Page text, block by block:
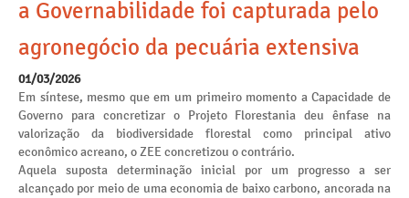
a Governabilidade foi capturada pelo
agronegócio da pecuária extensiva
01/03/2026
Em síntese, mesmo que em um primeiro momento a Capacidade de
Governo para concretizar o Projeto Florestania deu ênfase na
valorização da biodiversidade florestal como principal ativo
econômico acreano, o ZEE concretizou o contrário.
Aquela suposta determinação inicial por um progresso a ser
alcançado por meio de uma economia de baixo carbono, ancorada na